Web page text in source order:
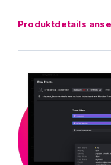
Produktdetails